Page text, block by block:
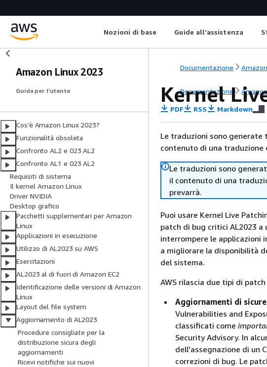
Nozioni di base Guide all'assistenza
Amazon Linux 2023
Guida per l’utente
Cos'è Amazon Linux 2023?
Funzionalità obsoleta
Confronto AL2 e 023 AL2
Confronto AL1 e 023 AL2
Requisiti di sistema
Il kernel Amazon Linux
Driver NVIDIA
Desktop grafico
Pacchetti supplementari per Amazon
Linux
Applicazioni in esecuzione
Utilizzo di AL2023 su AWS
Esercitazioni
AL2023 al di fuori di Amazon EC2
Identificazione delle versioni di Amazon
Linux
Layout del file system
Aggiornamento di AL2023
Procedure consigliate per la
distribuzione sicura degli
aggiornamenti
Ricevi notifiche sui nuovi
Documentazione
Documentazione
Kernel
PDF RSS Markdown
Le traduzioni sono
contenuto di una traduzione
Le traduzioni sono
il contenuto di una
prevarrà.
Puoi usare Kernel Live
patch di bug critici AL2023 a
interrompere le applicazioni
a migliorare la disponibilità
del sistema.
AWS rilascia due tipi di
Aggiornamenti di
Vulnerabilities and
classificati come
Security Advisory. In
dell'assegnazione di un
correzioni di bug. Le